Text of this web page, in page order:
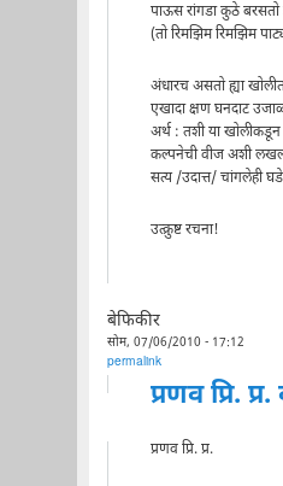
पाऊस रांगडा कुठे बरसतो
(तो रिमझिम रिमझिम
अंधारच असतो ह्या
एखादा क्षण घनदाट
अर्थ : तशी या
कल्पनेची वीज अशी
सत्य /उदात्त/ चांगलेही
उत्क्रुष्ट रचना!
बेफिकीर
सोम, 07/06/2010 - 17:12
permalink
प्रणव प्रि.
प्रणव प्रि. प्र.